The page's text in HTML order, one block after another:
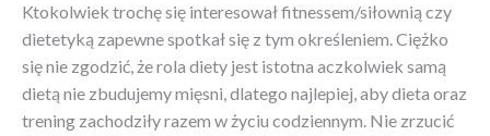
Ktokolwiek trochę się interesował fitnessem/siłownią czy
dietetyką zapewne spotkał się z tym określeniem. Ciężko
się nie zgodzić, że rola diety jest istotna aczkolwiek samą
dietą nie zbudujemy mięsni, dlatego najlepiej, aby dieta oraz
trening zachodziły razem w życiu codziennym. Nie zrzucić